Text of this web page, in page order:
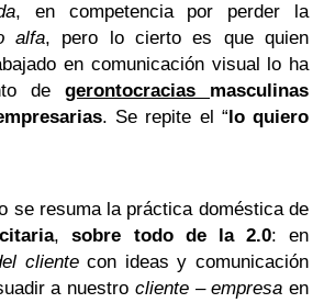
, en competencia por perder la
alfa, pero lo cierto es que quien
en comunicación visual lo ha
de gerontocracias masculinas
. Se repite el “lo quiero
se resuma la práctica doméstica de
,sobre todo de la 2.0: en
clientecon ideas y comunicación
a nuestro cliente – empresa en